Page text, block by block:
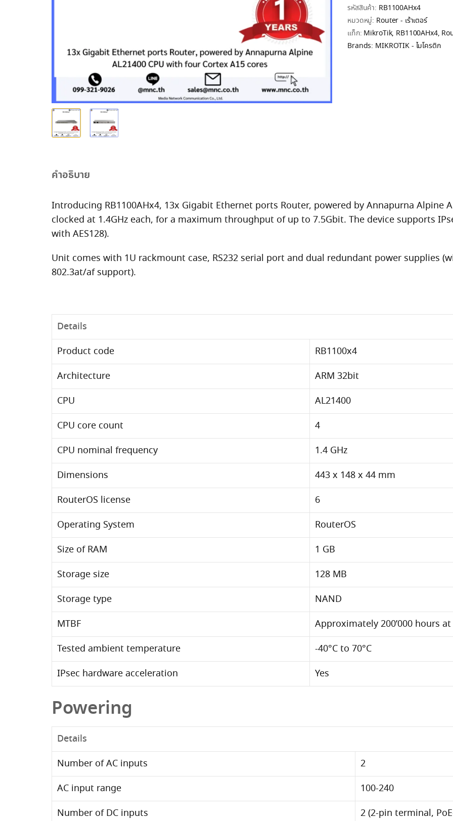
รหัสสินค้า: RB1100AHx4
หมวดหมู่: Router - เร้าเตอร์
แท็ก: MikroTik, RB1100AHx4,
Brands: MIKROTIK - ไมโครติก
คำอธิบาย
Introducing RB1100AHx4, 13x Gigabit Ethernet ports Router, powered by Annapurna Alpine
clocked at 1.4GHz each, for a maximum throughput of up to 7.5Gbit. The device supports
with AES128).
Unit comes with 1U rackmount case, RS232 serial port and dual redundant power supplies
802.3at/af support).
Details
Product code
RB1100x4
Architecture
ARM 32bit
CPU
AL21400
CPU core count
4
CPU nominal frequency
1.4 GHz
Dimensions
443 x 148 x 44 mm
RouterOS license
6
Operating System
RouterOS
Size of RAM
1 GB
Storage size
128 MB
Storage type
NAND
MTBF
Approximately 200’000 hours at
Tested ambient temperature
-40°C to 70°C
IPsec hardware acceleration
Yes
Powering
Details
Number of AC inputs
2
AC input range
100-240
Number of DC inputs
2 (2-pin terminal,